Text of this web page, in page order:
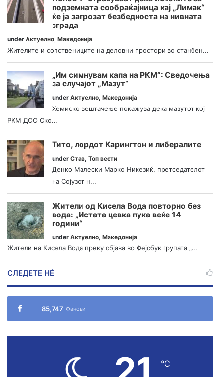
подземната сообраќајница кај „Лимак“
ќе ја загрозат безбедноста на нивната
зграда
under Актуелно, Македонија
Жителите и сопствениците на деловни простори во станбен...
„Им симнувам капа на РКМ“: Сведочења
за случајот „Мазут“
under Актуелно, Македонија
Хемиско вештачење покажува дека мазутот кој
РКМ ДОО Ско...
Тито, лордот Карингтон и либералите
under Став, Топ вести
Денко Малески Марко Никезиќ, претседателот
на Сојузот н...
Жители од Кисела Вода повторно без
вода: „Истата цевка пука веќе 14
години“
under Актуелно, Македонија
Жители на Кисела Вода преку објава во Фејсбук групата „...
СЛЕДЕТЕ НÉ
85,747 Фанови
℃